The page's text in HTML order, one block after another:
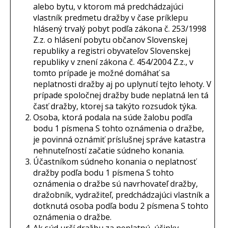
alebo bytu, v ktorom má predchádzajúci
vlastník predmetu dražby v čase príklepu
hlásený trvalý pobyt podľa zákona č. 253/1998
Z.z. o hlásení pobytu občanov Slovenskej
republiky a registri obyvateľov Slovenskej
republiky v znení zákona č. 454/2004 Z.z., v
tomto prípade je možné domáhať sa
neplatnosti dražby aj po uplynutí tejto lehoty. V
prípade spoločnej dražby bude neplatná len tá
časť dražby, ktorej sa takýto rozsudok týka.
Osoba, ktorá podala na súde žalobu podľa
bodu 1 písmena S tohto oznámenia o dražbe,
je povinná oznámiť príslušnej správe katastra
nehnuteľností začatie súdneho konania.
Účastníkom súdneho konania o neplatnosť
dražby podľa bodu 1 písmena S tohto
oznámenia o dražbe sú navrhovateľ dražby,
dražobník, vydražiteľ, predchádzajúci vlastník a
dotknutá osoba podľa bodu 2 písmena S tohto
oznámenia o dražbe.